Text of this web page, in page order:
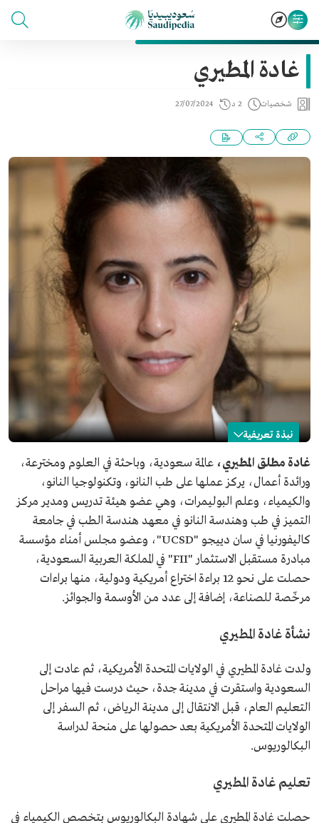
غادة المطيري
شخصيات 2 د 27/07/2024
نبذة تعريفية
غادة المطيري
الاسم
غادة المطيري.
التصنيف
عالمة، وباحثة، ومخترعة، ورائدة أعمال سعودية.
مكان الميلاد
الولايات المتحدة الأمريكية.
مجال البحث
العلمي
طب النانو، وتكنولوجيا النانو، والكيمياء، وعلم البوليمرات.
العمل الحالي
عضو هيئة تدريس، ومدير مركز التميز في طب وهندسة
النانو في معهد هندسة الطب في جامعة كاليفورنيا في سان
غادة مطلق المطيري، عالمة سعودية، وباحثة في العلوم ومخترعة،
ورائدة أعمال، يركز عملها على طب النانو، وتكنولوجيا النانو،
والكيمياء، وعلم البوليمرات، وهي عضو هيئة تدريس ومدير مركز
التميز في طب وهندسة النانو في معهد هندسة الطب في جامعة
كاليفورنيا في سان دييجو "UCSD"، وعضو مجلس أمناء مؤسسة
مبادرة مستقبل الاستثمار "FII" في المملكة العربية السعودية،
حصلت على نحو 12 براءة اختراع أمريكية ودولية، منها براءات
مرخّصة للصناعة، إضافة إلى عدد من الأوسمة والجوائز.
نشأة غادة المطيري
ولدت غادة المطيري في الولايات المتحدة الأمريكية، ثم عادت إلى
السعودية واستقرت في مدينة جدة، حيث درست فيها مراحل
التعليم العام، قبل الانتقال إلى مدينة الرياض، ثم السفر إلى
الولايات المتحدة الأمريكية بعد حصولها على منحة لدراسة
البكالوريوس.
تعليم غادة المطيري
حصلت غادة المطيري على شهادة البكالوريوس بتخصص الكيمياء في